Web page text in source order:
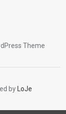
Theme
by LoJe